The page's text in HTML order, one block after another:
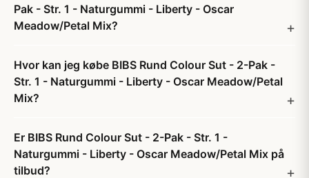
Pak - Str. 1 - Naturgummi - Liberty - Oscar
Meadow/Petal Mix?
Hvor kan jeg købe BIBS Rund Colour Sut - 2-Pak -
Str. 1 - Naturgummi - Liberty - Oscar Meadow/Petal
Mix?
Er BIBS Rund Colour Sut - 2-Pak - Str. 1 -
Naturgummi - Liberty - Oscar Meadow/Petal Mix på
tilbud?